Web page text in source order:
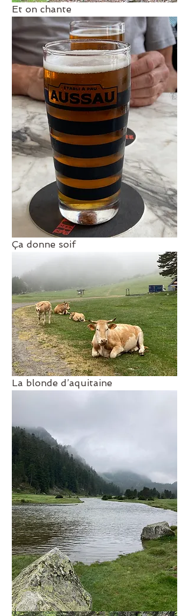
Et on chante
Ça donne soif
La blonde d’aquitaine